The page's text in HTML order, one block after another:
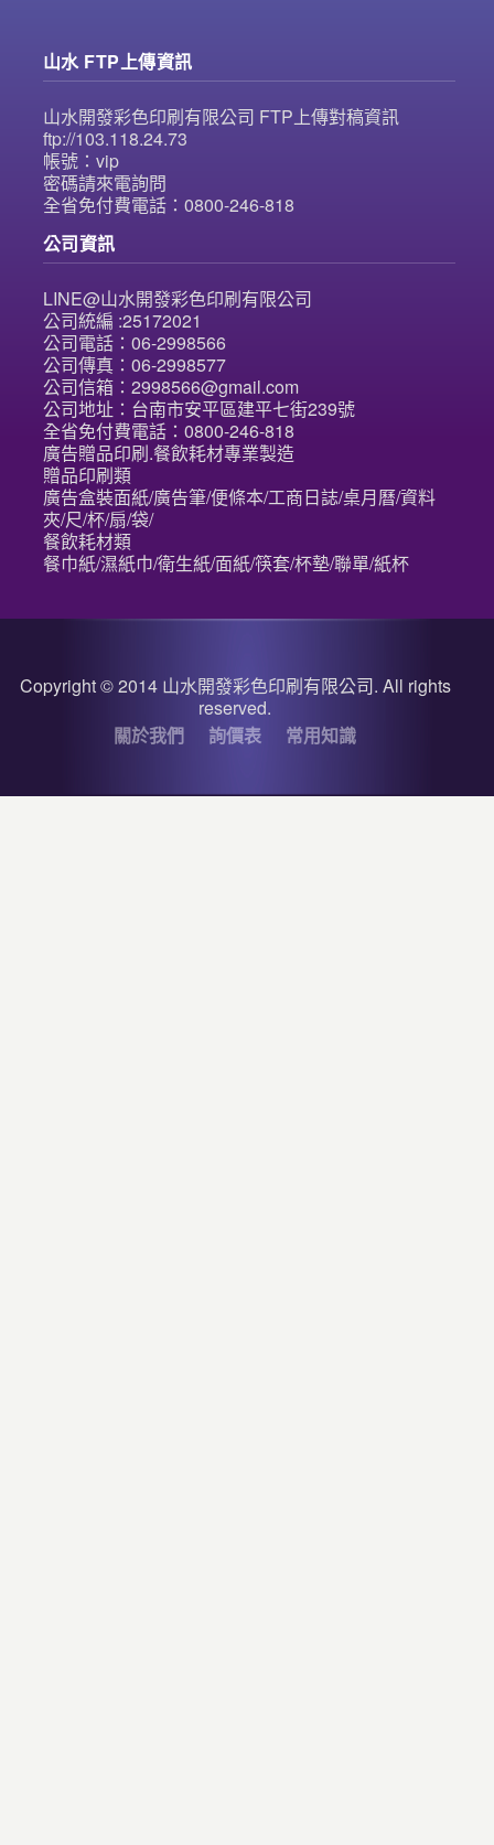
山水 FTP上傳資訊
山水開發彩色印刷有限公司 FTP上傳對稿資訊
ftp://103.118.24.73
帳號：vip
密碼請來電詢問
全省免付費電話：0800-246-818
公司資訊
LINE@山水開發彩色印刷有限公司
公司統編 :25172021
公司電話：06-2998566
公司傳真：06-2998577
公司信箱：2998566@gmail.com
公司地址：台南市安平區建平七街239號
全省免付費電話：0800-246-818
廣告贈品印刷.餐飲耗材專業製造
贈品印刷類
廣告盒裝面紙/廣告筆/便條本/工商日誌/桌月曆/資料
夾/尺/杯/扇/袋/
餐飲耗材類
餐巾紙/濕紙巾/衛生紙/面紙/筷套/杯墊/聯單/紙杯
Copyright © 2014 山水開發彩色印刷有限公司. All rights
reserved.
關於我們
詢價表 常用知識